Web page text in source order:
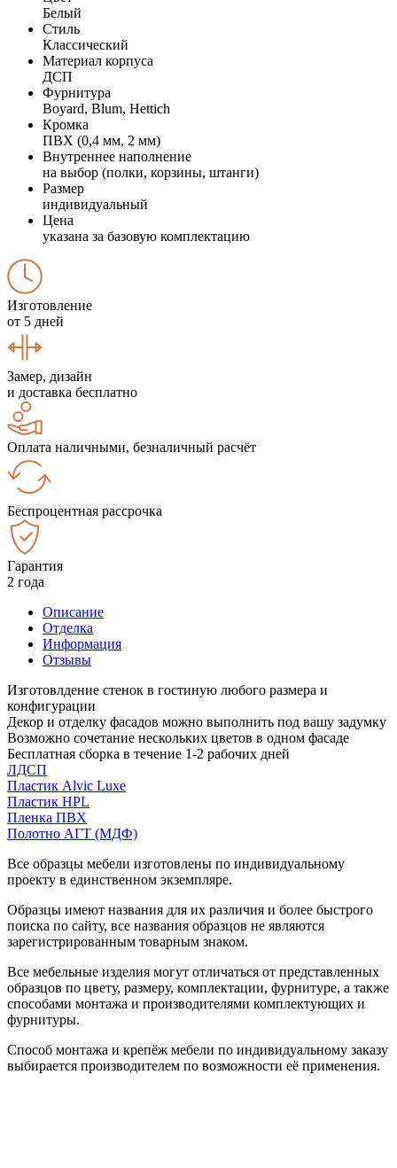
Белый
Стиль
Классический
Материал корпуса
ДСП
Фурнитура
Boyard, Blum, Hettich
Кромка
ПВХ (0,4 мм, 2 мм)
Внутреннее наполнение
на выбор (полки, корзины, штанги)
Размер
индивидуальный
Цена
указана за базовую комплектацию
Изготовление
от 5 дней
Замер, дизайн
и доставка бесплатно
Оплата наличными, безналичный расчёт
Беспроцентная рассрочка
Гарантия
2 года
Описание
Отделка
Информация
Отзывы
Изготовлдение стенок в гостиную любого размера и
конфигурации
Декор и отделку фасадов можно выполнить под вашу задумку
Возможно сочетание нескольких цветов в одном фасаде
Бесплатная сборка в течение 1-2 рабочих дней
ЛДСП
Пластик Alvic Luxe
Пластик HPL
Пленка ПВХ
Полотно АГТ (МДФ)
Все образцы мебели изготовлены по индивидуальному
проекту в единственном экземпляре.
Образцы имеют названия для их различия и более быстрого
поиска по сайту, все названия образцов не являются
зарегистрированным товарным знаком.
Все мебельные изделия могут отличаться от представленных
образцов по цвету, размеру, комплектации, фурнитуре, а также
способами монтажа и производителями комплектующих и
фурнитуры.
Способ монтажа и крепёж мебели по индивидуальному заказу
выбирается производителем по возможности её применения.